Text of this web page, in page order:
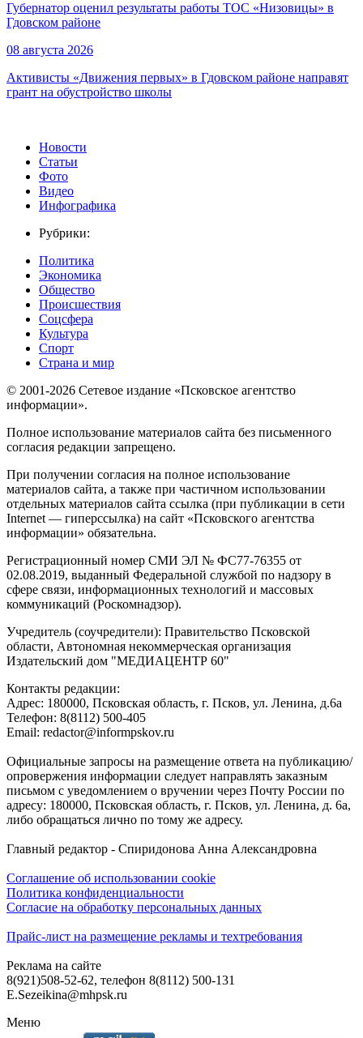
Губернатор оценил результаты работы ТОС «Низовицы» в
Гдовском районе
08 августа 2026
Активисты «Движения первых» в Гдовском районе направят
грант на обустройство школы
Новости
Статьи
Фото
Видео
Инфографика
Рубрики:
Политика
Экономика
Общество
Происшествия
Соцсфера
Культура
Спорт
Страна и мир
© 2001-2026 Сетевое издание «Псковское агентство
информации».
Полное использование материалов сайта без письменного
согласия редакции запрещено.
При получении согласия на полное использование
материалов сайта, а также при частичном использовании
отдельных материалов сайта ссылка (при публикации в сети
Internet — гиперссылка) на сайт «Псковского агентства
информации» обязательна.
Регистрационный номер СМИ ЭЛ № ФС77-76355 от
02.08.2019, выданный Федеральной службой по надзору в
сфере связи, информационных технологий и массовых
коммуникаций (Роскомнадзор).
Учредитель (соучредители): Правительство Псковской
области, Автономная некоммерческая организация
Издательский дом "МЕДИАЦЕНТР 60"
Контакты редакции:
Адреc: 180000, Псковская область, г. Псков, ул. Ленина, д.6а
Телефон: 8(8112) 500-405
Email: redactor@informpskov.ru
Официальные запросы на размещение ответа на публикацию/
опровержения информации следует направлять заказным
письмом с уведомлением о вручении через Почту России по
адресу: 180000, Псковская область, г. Псков, ул. Ленина, д. 6а,
либо обращаться лично по тому же адресу.
Главный редактор - Спиридонова Анна Александровна
Соглашение об использовании cookie
Политика конфиденциальности
Согласие на обработку персональных данных
Прайс-лист на размещение рекламы и техтребования
Реклама на сайте
8(921)508-52-62, телефон 8(8112) 500-131
E.Sezeikina@mhpsk.ru
Меню